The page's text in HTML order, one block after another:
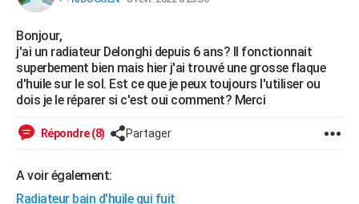
BRICOLAGE
Forum
Aménagement intérieur
Extérieur
Cuisine
Salle de bains
Jardinage
Rangement
WEEK-END
Guides de France
Escapades
Patrimoine
Expositions
Musées
Week-end nature
+LIFESTYLE
Art de vivre
Bien-être
Loisirs
Mode
Modes de vie
SANTE
PHOTO
Bonjour,
j'ai un radiateur Delonghi depuis 6 ans? Il fonctionnait
superbement bien mais hier j'ai trouvé une grosse flaque
d'huile sur le sol. Est ce que je peux toujours l'utiliser ou
dois je le réparer si c'est oui comment? Merci
Répondre (8) Partager
A voir également:
Radiateur bain d'huile qui fuit